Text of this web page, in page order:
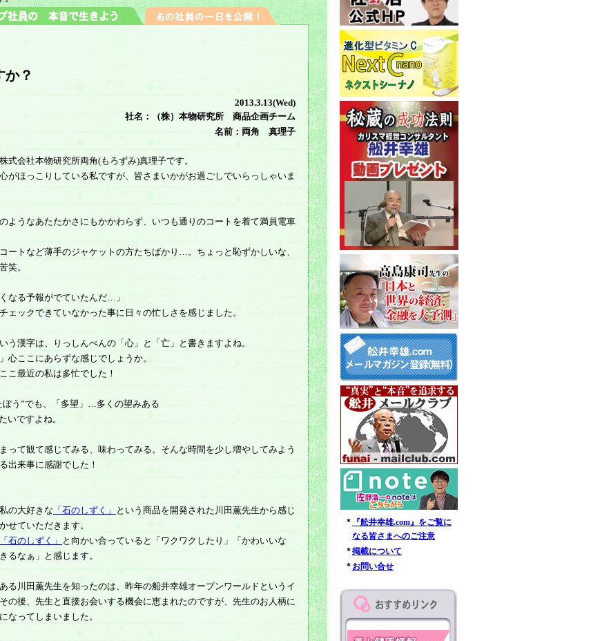
か？
2013.3.13(Wed)
社名：（株）本物研究所 商品企画チーム
名前：両角 真理子
式会社本物研究所両角(もろずみ)真理子です。
がほっこりしている私ですが、皆さまいかがお過ごしでいらっしゃいま
ようなあたたかさにもかかわらず、いつも通りのコートを着て満員電車
ートなど薄手のジャケットの方たちばかり…。ちょっと恥ずかしいな、
笑。
なる予報がでていたんだ…」
ェックできていなかった事に日々の忙しさを感じました。
う漢字は、りっしんべんの「心」と「亡」と書きますよね。
心ここにあらずな感じでしょうか。
こ最近の私は多忙でした！
う”でも、「多望」…多くの望みある
いですよね。
って観て感じてみる、味わってみる。そんな時間を少し増やしてみよう
出来事に感謝でした！
の大好きな 「石のしずく」 という商品を開発された川田薫先生から感じ
せていただきます。
「石のしずく」 と向かい合っていると「ワクワクしたり」「かわいいな
るなぁ」と感じます。
川田薫先生を知ったのは、昨年の船井幸雄オープンワールドというイ
の後、先生と直接お会いする機会に恵まれたのですが、先生のお人柄に
なってしまいました。
*
『舩井幸雄.com』をご覧に
なる皆さまへのご注意
*掲載について
* お問い合せ